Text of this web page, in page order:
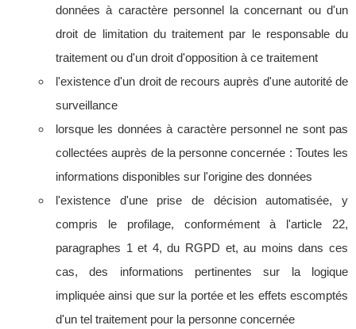
données à caractère personnel la concernant ou d'un
droit de limitation du traitement par le responsable du
traitement ou d'un droit d'opposition à ce traitement
l'existence d'un droit de recours auprès d'une autorité de
surveillance
lorsque les données à caractère personnel ne sont pas
collectées auprès de la personne concernée : Toutes les
informations disponibles sur l'origine des données
l'existence d'une prise de décision automatisée, y
compris le profilage, conformément à l'article 22,
paragraphes 1 et 4, du RGPD et, au moins dans ces
cas, des informations pertinentes sur la logique
impliquée ainsi que sur la portée et les effets escomptés
d'un tel traitement pour la personne concernée